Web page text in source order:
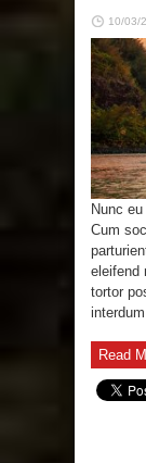
10/03/
Nunc
Cum
eleifend
tortor
Read